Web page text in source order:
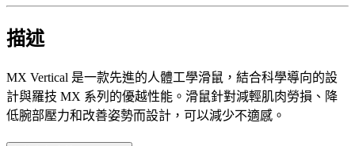
描述
MX Vertical 是一款先進的人體工學滑鼠，結合科學導向的設
計與羅技 MX 系列的優越性能。滑鼠針對減輕肌肉勞損、降
低腕部壓力和改善姿勢而設計，可以減少不適感。